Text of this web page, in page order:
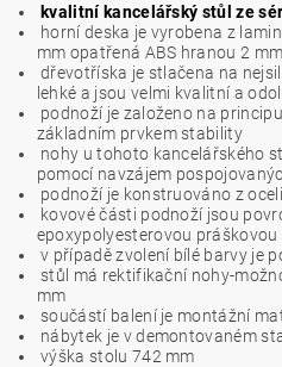
kvalitní kancelářský stůl ze
horní deska je vyrobena z
mm opatřená ABS hranou 2 mm
dřevotříska je stlačena na
lehké a jsou velmi kvalitní a
podnoží je založeno na
základním prvkem stability
nohy u tohoto kancelářského
pomocí navzájem
podnoží je konstruováno z
kovové části podnoží jsou
epoxypolyesterovou práškovou
v případě zvolení bílé barvy je
stůl má rektifikační nohy-
mm
součástí balení je montážní
nábytek je v demontovaném
výška stolu 742 mm